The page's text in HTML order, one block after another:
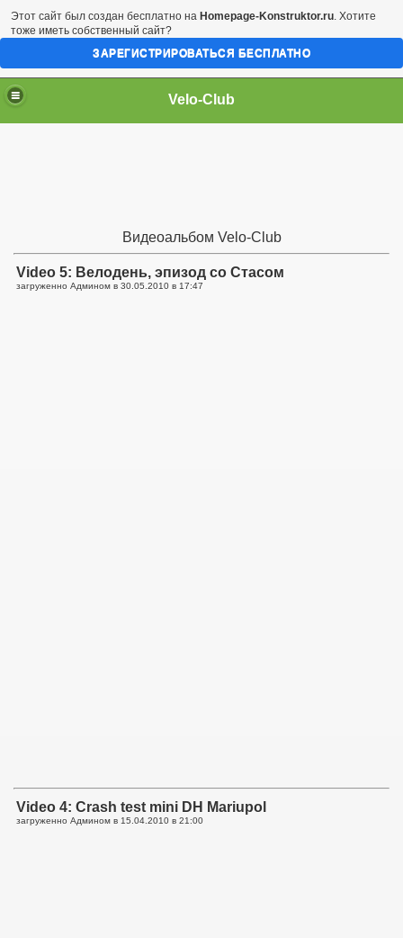
Velo-Club
Видеоальбом Velo-Club
Video 5: Велодень, эпизод со Стасом
загруженно Админом в 30.05.2010 в 17:47
Video 4: Crash test mini DH Mariupol
загруженно Админом в 15.04.2010 в 21:00
Этот сайт был создан бесплатно на Homepage-Konstruktor.ru. Хотите
тоже иметь собственный сайт?
ЗАРЕГИСТРИРОВАТЬСЯ БЕСПЛАТНО